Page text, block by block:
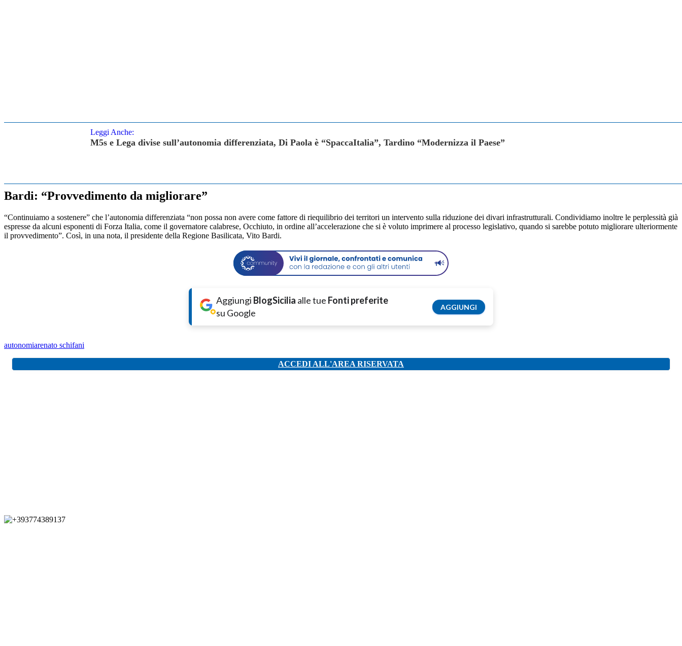
Leggi Anche:
M5s e Lega divise sull’autonomia differenziata, Di Paola è “SpaccaItalia”, Tardino “Modernizza il Paese”
Bardi: “Provvedimento da migliorare”
“Continuiamo a sostenere” che l’autonomia differenziata “non possa non avere come fattore di riequilibrio dei territori un intervento sulla riduzione dei divari infrastrutturali. Condividiamo inoltre le perplessità già
espresse da alcuni esponenti di Forza Italia, come il governatore calabrese, Occhiuto, in ordine all’accelerazione che si è voluto imprimere al processo legislativo, quando si sarebbe potuto migliorare ulteriormente
il provvedimento”. Così, in una nota, il presidente della Regione Basilicata, Vito Bardi.
Aggiungi BlogSicilia alle tue Fonti preferite
su Google
AGGIUNGI
autonomiarenato schifani
ACCEDI ALL'AREA RISERVATA